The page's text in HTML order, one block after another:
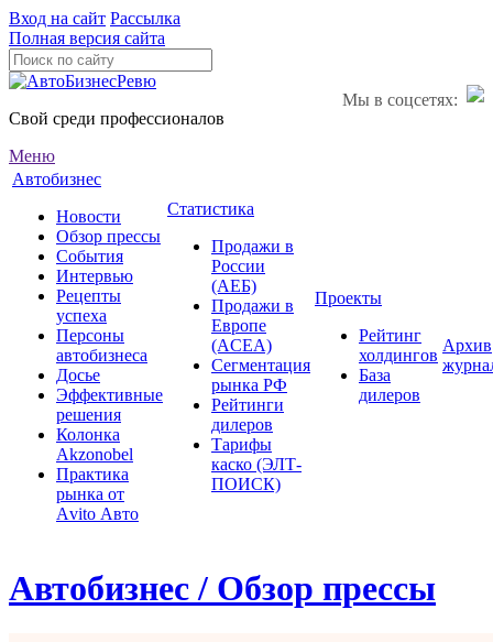
Вход на сайт Рассылка
Полная версия сайта
Мы в соцсетях:
Свой среди профессионалов
Меню
Автобизнес
Новости
Обзор прессы
События
Интервью
Рецепты
успеха
Персоны
автобизнеса
Досье
Эффективные
решения
Колонка
Akzonobel
Практика
рынка от
Аvito Авто
Статистика
Продажи в
России
(АЕБ)
Продажи в
Европе
(ACEA)
Сегментация
рынка РФ
Рейтинги
дилеров
Тарифы
каско (ЭЛТ-
ПОИСК)
Проекты
Рейтинг
холдингов
База
дилеров
Архив
Автобизнес / Обзор прессы